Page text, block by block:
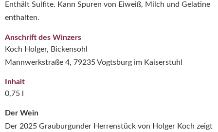
Der Wein
Der 2025 Grauburgunder Herrenstück von Holger Koch zeigt
Enthält Sulfite. Kann Spuren von Eiweiß, Milch und Gelatine
enthalten.
Anschrift des Winzers
Koch Holger, Bickensohl
Mannwerkstraße 4, 79235 Vogtsburg im Kaiserstuhl
Inhalt
0,75 l